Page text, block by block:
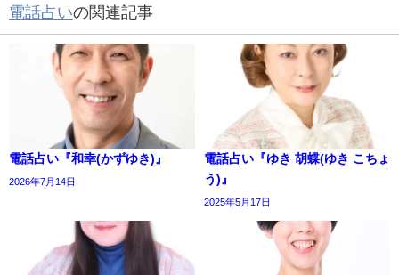
電話占いの関連記事
電話占い『和幸(かずゆき)』
2026年7月14日
電話占い『ゆき 胡蝶(ゆき こちょ
う)』
2025年5月17日